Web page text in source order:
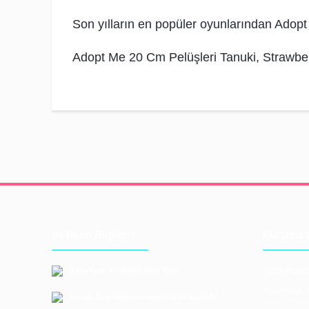
Son yılların en popüler oyunlarından
Adopt Me 20 Cm Pelüşleri Tanuki,